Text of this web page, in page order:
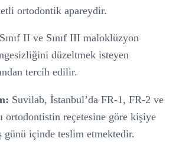
ortodontik apareydir.
Sınıf II ve Sınıf III maloklüzyon
düzeltmek isteyen
tercih edilir.
Suvilab, İstanbul’da FR-1, FR-2 ve
ortodontistin reçetesine göre kişiye
günü içinde teslim etmektedir.